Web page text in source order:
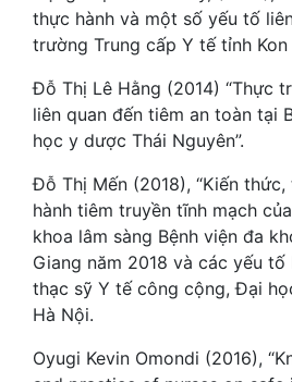
thực hành và một số yếu tố
trường Trung cấp Y tế tỉnh Kon
Đỗ Thị Lê Hằng (2014) “Thực
liên quan đến tiêm an toàn tại
học y dược Thái Nguyên”.
Đỗ Thị Mến (2018), “Kiến
hành tiêm truyền tĩnh mạch
khoa lâm sàng Bệnh viện đa
Giang năm 2018 và các yếu tố
thạc sỹ Y tế công cộng, Đại
Hà Nội.
Oyugi Kevin Omondi (2016),